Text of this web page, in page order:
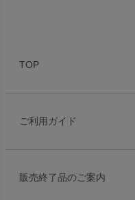
TOP
ご利用ガイド
販売終了品のご案内